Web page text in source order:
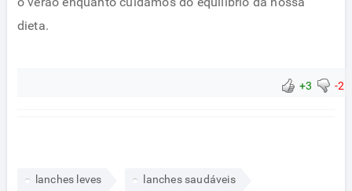
dieta.
+3 -2
lanches leves lanches saudáveis